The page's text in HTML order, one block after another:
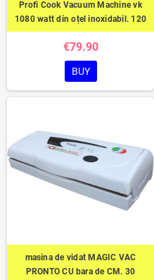
Profi Cook Vacuum Machine vk
1080 watt din oțel inoxidabil. 120
€79.90
BUY
masina de vidat MAGIC VAC
PRONTO CU bara de CM. 30